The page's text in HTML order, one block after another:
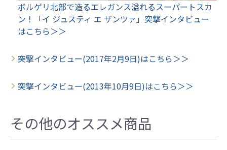
ボルゲリ北部で造るエレガンス溢れるスーパートスカ
ン！「イ ジュスティ エ ザンツァ」突撃インタビュー
はこちら＞＞
突撃インタビュー(2017年2月9日)はこちら＞＞
突撃インタビュー(2013年10月9日)はこちら＞＞
その他のオススメ商品